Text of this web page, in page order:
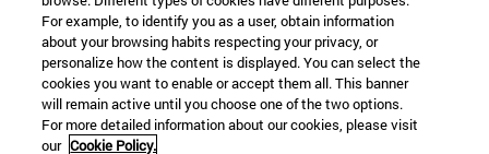
For example, to identify you as a user, obtain information
about your browsing habits respecting your privacy, or
personalize how the content is displayed. You can select the
cookies you want to enable or accept them all. This banner
will remain active until you choose one of the two options.
For more detailed information about our cookies, please visit
our Cookie Policy.